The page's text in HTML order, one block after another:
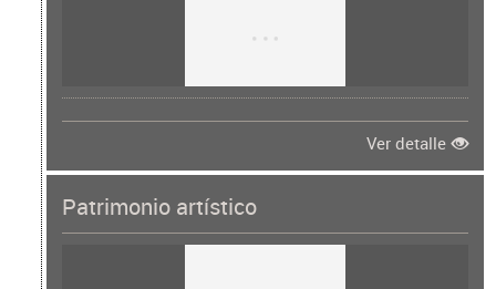
Ver detalle
Patrimonio artístico